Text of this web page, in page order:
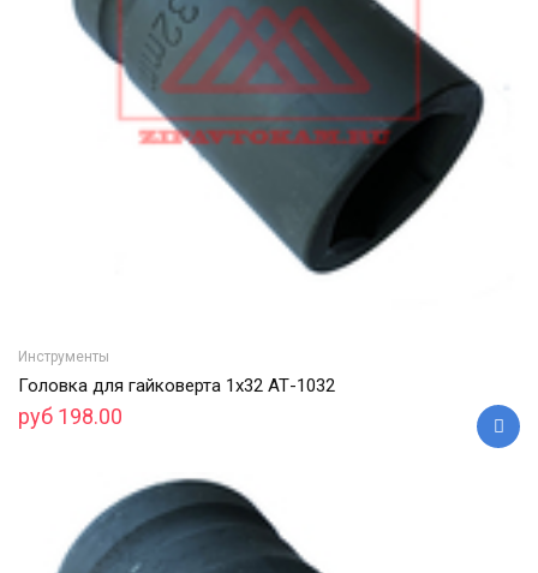
Инструменты
Головка для гайковерта 1х32 АТ-1032
руб 198.00